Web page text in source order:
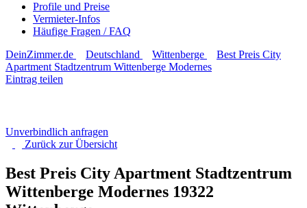
Profile und Preise
Vermieter-Infos
Häufige Fragen / FAQ
DeinZimmer.de
Deutschland Wittenberge
Best Preis City
Apartment Stadtzentrum Wittenberge Modernes
Eintrag teilen
Unverbindlich anfragen
Zurück zurÜbersicht
Best Preis City Apartment Stadtzentrum
Wittenberge Modernes 19322